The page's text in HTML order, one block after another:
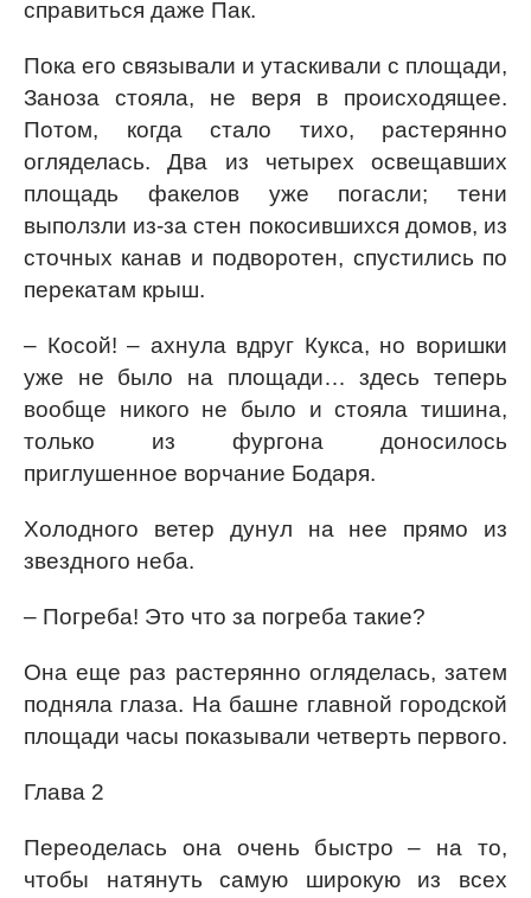
справиться даже Пак.
Пока его связывали и утаскивали с площади,
Заноза стояла, не веря в происходящее.
Потом, когда стало тихо, растерянно
огляделась. Два из четырех освещавших
площадь факелов уже погасли; тени
выползли из-за стен покосившихся домов, из
сточных канав и подворотен, спустились по
перекатам крыш.
– Косой! – ахнула вдруг Кукса, но воришки
уже не было на площади… здесь теперь
вообще никого не было и стояла тишина,
только из фургона доносилось
приглушенное ворчание Бодаря.
Холодного ветер дунул на нее прямо из
звездного неба.
– Погреба! Это что за погреба такие?
Она еще раз растерянно огляделась, затем
подняла глаза. На башне главной городской
площади часы показывали четверть первого.
Глава 2
Переоделась она очень быстро – на то,
чтобы натянуть самую широкую из всех